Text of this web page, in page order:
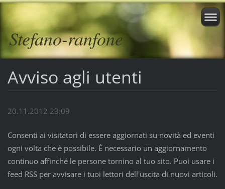
Stefano-ranfone
Avviso agli utenti
20.11.2012 23:09
Consenti ai visitatori di essere aggiornati su novità ed eventi
ogni volta che è possibile. È necessario un aggiornamento
continuo affinché le persone tornino al tuo sito. Puoi usare i
feed RSS per avvisare i tuoi lettori dell'uscita di nuovi articoli.